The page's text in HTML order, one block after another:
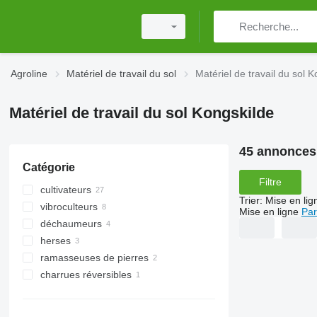
Agroline Matériel de travail du sol Matériel de travail du sol
Matériel de travail du sol Kongskilde
Catégorie
cultivateurs
vibroculteurs
déchaumeurs
herses
herses rotatives
herses à disques
ramasseuses de pierres
charrues réversibles
45
Filtre
Trier: Mise en
Mise en ligne